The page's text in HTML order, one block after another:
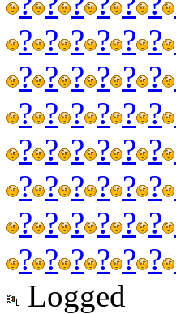
? ? ? ? ? ?
? ? ? ? ? ?
? ? ? ? ? ?
? ? ? ? ? ?
? ? ? ? ? ?
? ? ? ? ? ?
? ? ? ? ? ?
Logged